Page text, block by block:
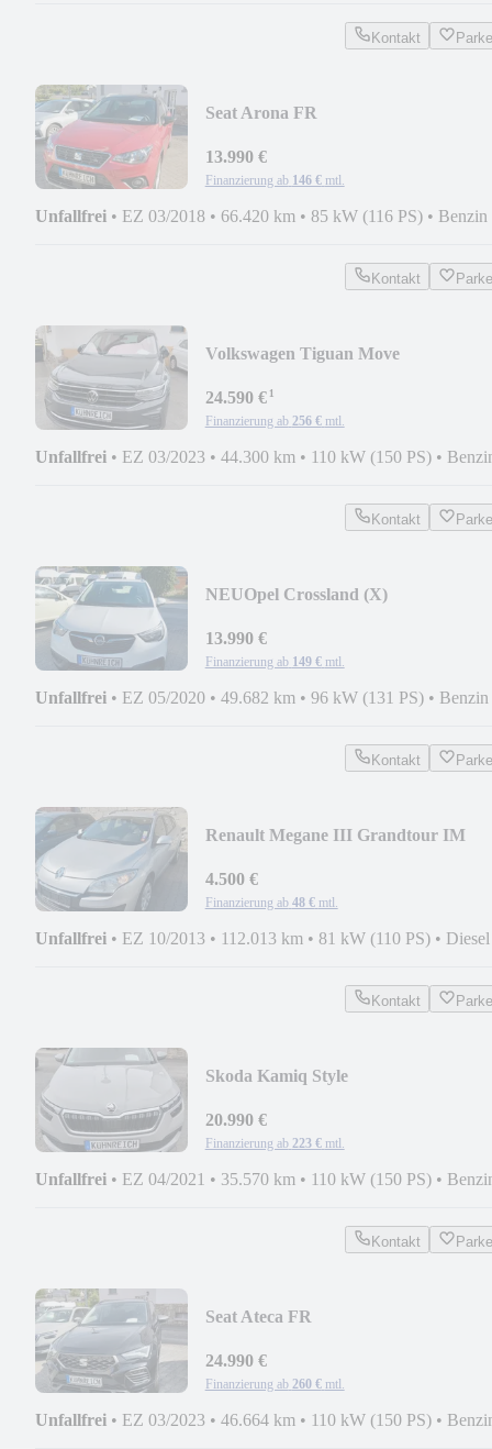
Kontakt
Seat Arona FR
13.990 €
Finanzierung ab 146 € mtl.
Unfallfrei • EZ 03/2018 • 66.420 km • 85 kW (116 PS) • Benzin
Kontakt
Volkswagen Tiguan Move
24.590 €¹
Finanzierung ab 256 € mtl.
Unfallfrei • EZ 03/2023 • 44.300 km • 110 kW (150 PS) •
Kontakt
NEUOpel Crossland (X)
13.990 €
Finanzierung ab 149 € mtl.
Unfallfrei • EZ 05/2020 • 49.682 km • 96 kW (131 PS) • Benzin
Kontakt
Renault Megane III Grandtour IM
4.500 €
Finanzierung ab 48 € mtl.
Unfallfrei • EZ 10/2013 • 112.013 km • 81 kW (110 PS) • Diesel
Kontakt
Skoda Kamiq Style
20.990 €
Finanzierung ab 223 € mtl.
Unfallfrei • EZ 04/2021 • 35.570 km • 110 kW (150 PS) •
Kontakt
Seat Ateca FR
24.990 €
Finanzierung ab 260 € mtl.
Unfallfrei • EZ 03/2023 • 46.664 km • 110 kW (150 PS) •